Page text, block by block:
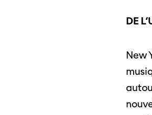
Programmes
DE
New